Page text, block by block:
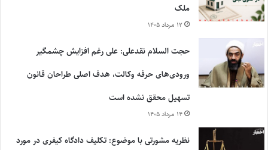
ملک
۱۲ مرداد ۱۴۰۵
حجت السلام نقدعلی: علی رغم افزایش چشمگیر
ورودی‌های حرفه وکالت، هدف اصلی طراحان قانون
تسهیل محقق نشده است
۱۴ مرداد ۱۴۰۵
نظریه مشورتی با موضوع: تکلیف دادگاه کیفری در مورد